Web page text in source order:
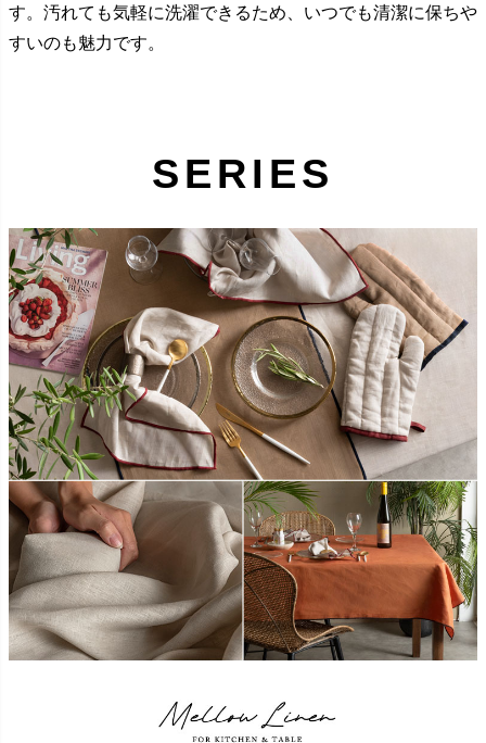
す。汚れても気軽に洗濯できるため、いつでも清潔に保ちや
すいのも魅力です。
SERIES